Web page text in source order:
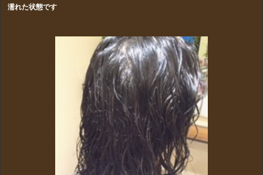
濡れた状態です